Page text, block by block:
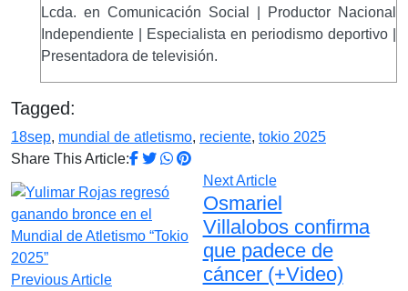
Lcda. en Comunicación Social | Productor Nacional
Independiente | Especialista en periodismo deportivo |
Presentadora de televisión.
Tagged:
18sep, mundial de atletismo, reciente, tokio 2025
Share This Article:
Previous Article
Next Article
Osmariel
Villalobos confirma
que padece de
cáncer (+Video)